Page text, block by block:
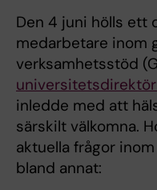
Den 4 juni hölls ett
medarbetare inom
verksamhetsstöd
inledde med att
särskilt välkomna.
aktuella frågor
bland annat: